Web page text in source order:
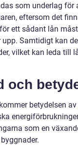
som underlag
eftersom det
ett sådant lån
Samtidigt kan
vilket kan leda till
och
betydelsen
som en